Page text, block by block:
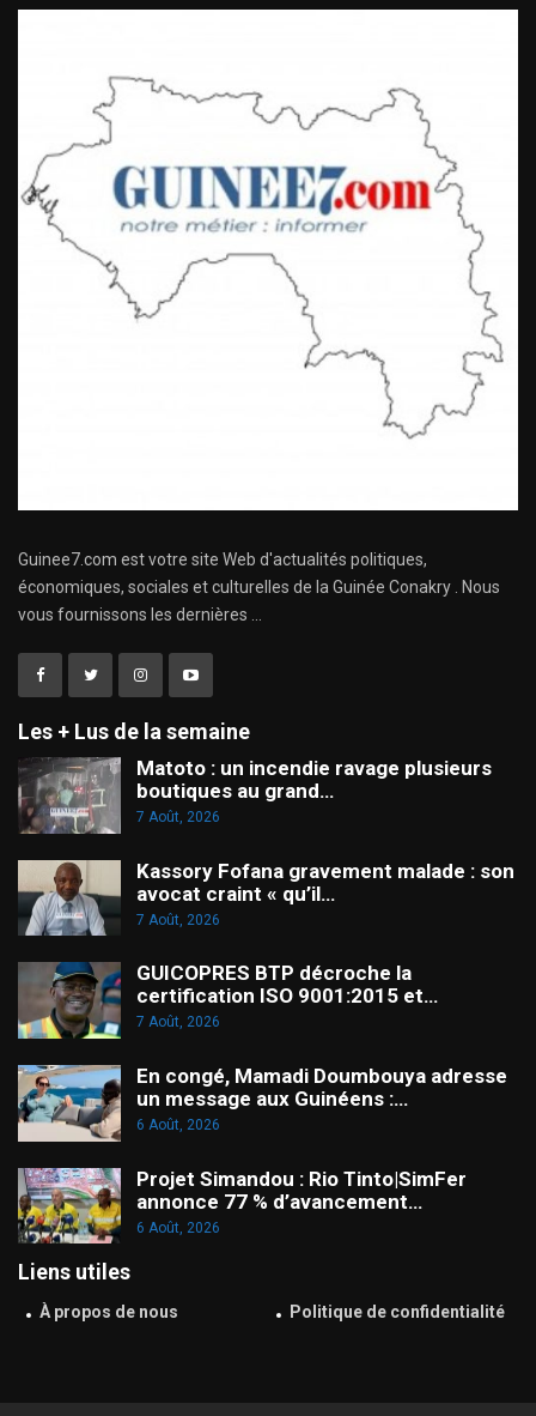
Guinee7.com est votre site Web d'actualités politiques,
économiques, sociales et culturelles de la Guinée Conakry . Nous
vous fournissons les dernières ...
Les + Lus de la semaine
Matoto : un incendie ravage plusieurs
boutiques au grand…
7 Août, 2026
Kassory Fofana gravement malade : son
avocat craint « qu’il…
7 Août, 2026
GUICOPRES BTP décroche la
certification ISO 9001:2015 et…
7 Août, 2026
En congé, Mamadi Doumbouya adresse
un message aux Guinéens :…
6 Août, 2026
Projet Simandou : Rio Tinto|SimFer
annonce 77 % d’avancement…
6 Août, 2026
Liens utiles
À propos de nous Politique de confidentialité